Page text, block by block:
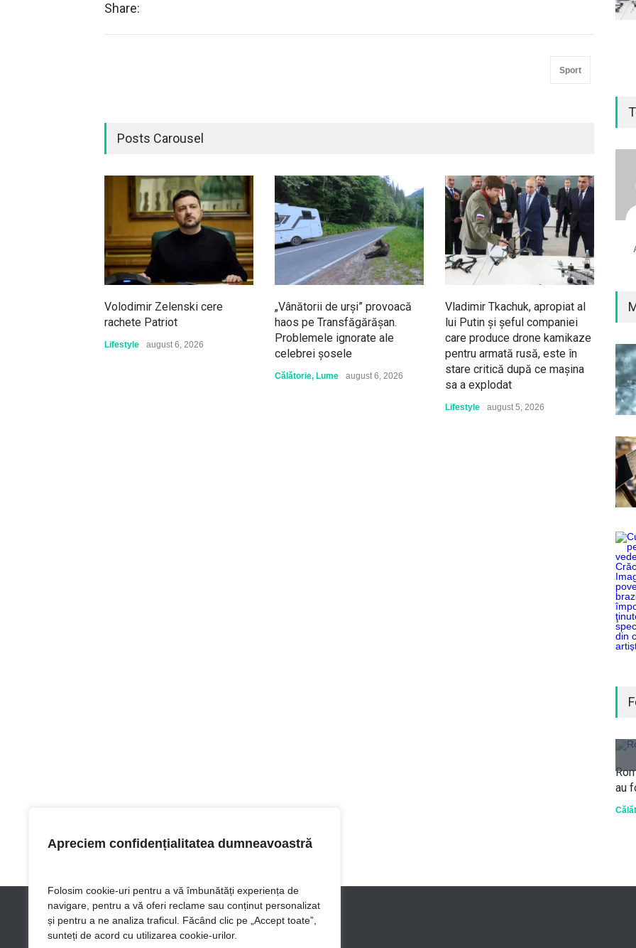
Apreciem confidențialitatea dumneavoastră
Folosim cookie-uri pentru a vă îmbunătăți experiența de
navigare, pentru a vă oferi reclame sau conținut personalizat
și pentru a ne analiza traficul. Făcând clic pe „Accept toate”,
sunteți de acord cu utilizarea cookie-urilor.
Share:
Sport
Posts Carousel
Volodimir Zelenski cere
rachete Patriot
Lifestyle august 6, 2026
„Vânătorii de urși” provoacă
haos pe Transfăgărășan.
Problemele ignorate ale
celebrei șosele
Călătorie, Lume august 6, 2026
Vladimir Tkachuk, apropiat al
lui Putin și șeful companiei
care produce drone kamikaze
pentru armată rusă, este în
stare critică după ce mașina
sa a explodat
Lifestyle august 5, 2026
au